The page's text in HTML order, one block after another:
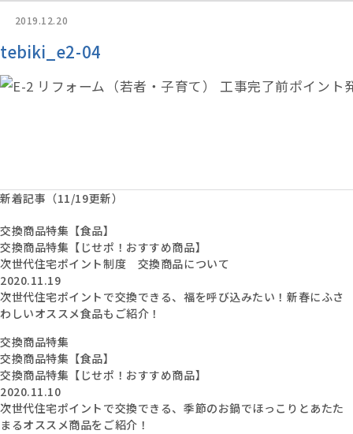
2019.12.20
tebiki_e2-04
新着記事（11/19更新）
交換商品特集【食品】
交換商品特集【じせポ！おすすめ商品】
次世代住宅ポイント制度 交換商品について
2020.11.19
次世代住宅ポイントで交換できる、福を呼び込みたい！新春にふさ
わしいオススメ食品もご紹介！
交換商品特集
交換商品特集【食品】
交換商品特集【じせポ！おすすめ商品】
2020.11.10
次世代住宅ポイントで交換できる、季節のお鍋でほっこりとあたた
まるオススメ商品をご紹介！